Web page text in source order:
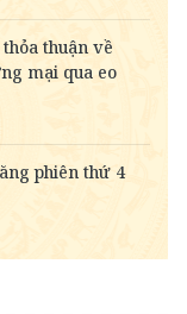
2,814.33
6,493.51
19,047.76
33,081.47
3,412.00